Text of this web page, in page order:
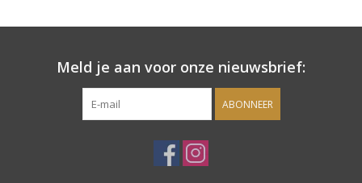
Meld je aan voor onze nieuwsbrief:
ABONNEER